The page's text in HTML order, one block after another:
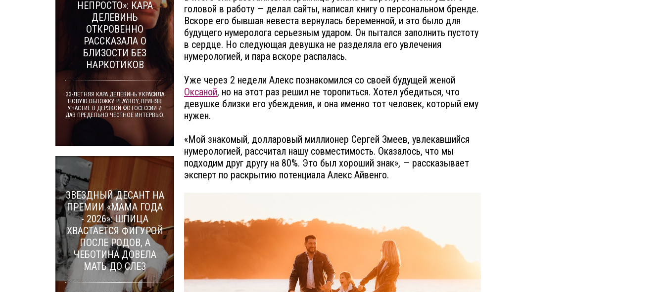
головой в работу — делал сайты, написал книгу о персональном бренде.
Вскоре его бывшая невеста вернулась беременной, и это было для
будущего нумеролога серьезным ударом. Он пытался заполнить пустоту
в сердце. Но следующая девушка не разделяла его увлечения
нумерологией, и пара вскоре распалась.
Уже через 2 недели Алекс познакомился со своей будущей женой
Оксаной, но на этот раз решил не торопиться. Хотел убедиться, что
девушке близки его убеждения, и она именно тот человек, который ему
нужен.
«Мой знакомый, долларовый миллионер Сергей Змеев, увлекавшийся
нумерологией, рассчитал нашу совместимость. Оказалось, что мы
подходим друг другу на 80%. Это был хороший знак», — рассказывает
эксперт по раскрытию потенциала Алекс Айвенго.
НЕПРОСТО»: КАРА
ДЕЛЕВИНЬ
ОТКРОВЕННО
РАССКАЗАЛА О
БЛИЗОСТИ БЕЗ
НАРКОТИКОВ
33-ЛЕТНЯЯ КАРА ДЕЛЕВИНЬ УКРАСИЛА
НОВУЮ ОБЛОЖКУ PLAYBOY, ПРИНЯВ
УЧАСТИЕ В ДЕРЗКОЙ ФОТОСЕССИИ И
ДАВ ПРЕДЕЛЬНО ЧЕСТНОЕ ИНТЕРВЬЮ.
ЗВЕЗДНЫЙ ДЕСАНТ НА
ПРЕМИИ «МАМА ГОДА
- 2026»: ШПИЦА
ХВАСТАЕТСЯ ФИГУРОЙ
ПОСЛЕ РОДОВ, А
ЧЕБОТИНА ДОВЕЛА
МАТЬ ДО СЛЕЗ